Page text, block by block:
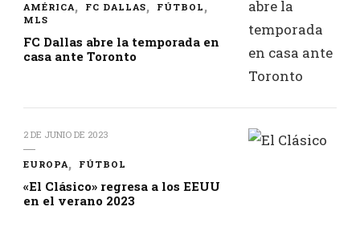
AMÉRICA FC DALLAS
FÚTBOL
MLS
FC Dallas abre la temporada en
casa ante Toronto
2 DE JUNIO DE 2023
EUROPA FÚTBOL
«El Clásico» regresa a los EEUU
en el verano 2023